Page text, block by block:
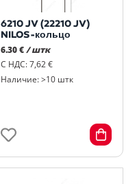
6210 JV (22210 JV)
NILOS-кольцо
6.30 € / штк
С НДС: 7,62 €
Наличие: >10 штк